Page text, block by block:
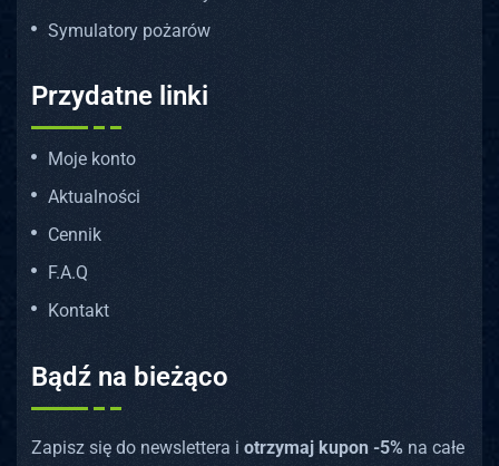
Symulatory pożarów
Przydatne linki
Moje konto
Aktualności
Cennik
F.A.Q
Kontakt
Bądź na bieżąco
Zapisz się do newslettera i otrzymaj kupon -5% na całe